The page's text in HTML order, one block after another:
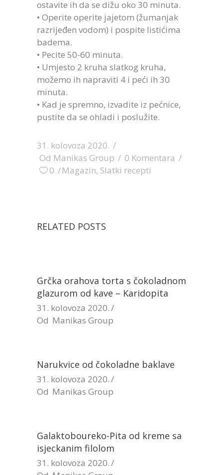
ostavite ih da se dižu oko 30 minuta.
• Operite operite jajetom (žumanjak
razrijeđen vodom) i pospite listićima
badema.
• Pecite 50-60 minuta.
• Umjesto 2 kruha slatkog kruha,
možemo ih napraviti 4 i peći ih 30
minuta.
• Kad je spremno, izvadite iz pećnice,
pustite da se ohladi i poslužite.
31. kolovoza 2020.
Od Manikas Group
0 Komentara
0
Magazin, Slatki recepti
RELATED POSTS
Grčka orahova torta s čokoladnom
glazurom od kave – Karidopita
31. kolovoza 2020.
Od Manikas Group
Narukvice od čokoladne baklave
31. kolovoza 2020.
Od Manikas Group
Galaktoboureko-Pita od kreme sa
isjeckanim filolom
31. kolovoza 2020.